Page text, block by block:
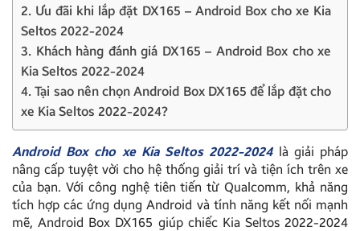
2. Ưu đãi khi lắp đặt DX165 – Android Box cho xe Kia
Seltos 2022-2024
3. Khách hàng đánh giá DX165 – Android Box cho xe
Kia Seltos 2022-2024
4. Tại sao nên chọn Android Box DX165 để lắp đặt cho
xe Kia Seltos 2022-2024?
Android Box cho xe Kia Seltos 2022-2024là giải pháp
nâng cấp tuyệt vời cho hệ thống giải trí và tiện ích trên xe
của bạn. Với công nghệ tiên tiến từ Qualcomm, khả năng
tích hợp các ứng dụng Android và tính năng kết nối mạnh
mẽ, Android Box DX165 giúp chiếc Kia Seltos 2022-2024